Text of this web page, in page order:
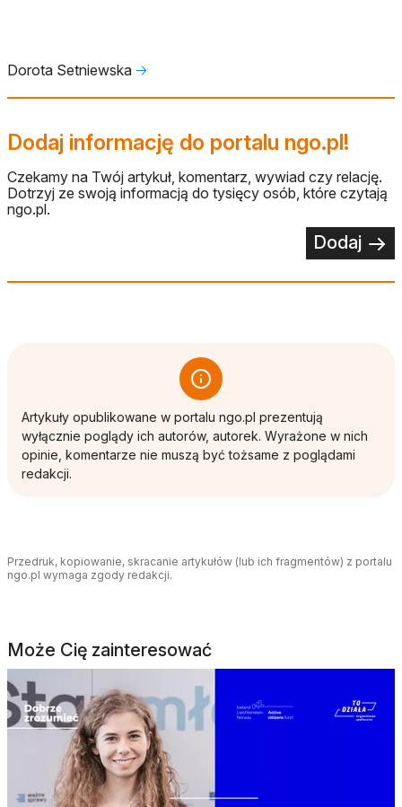
Dorota Setniewska 🡢
Dodaj informację do portalu ngo.pl!
Czekamy na Twój artykuł, komentarz, wywiad czy relację.
Dotrzyj ze swoją informacją do tysięcy osób, które czytają
ngo.pl.
Dodaj
Artykuły opublikowane w portalu ngo.pl prezentują
wyłącznie poglądy ich autorów, autorek. Wyrażone w nich
opinie, komentarze nie muszą być tożsame z poglądami
redakcji.
Przedruk, kopiowanie, skracanie artykułów (lub ich fragmentów) z portalu
ngo.pl wymaga zgody redakcji.
Może Cię zainteresować